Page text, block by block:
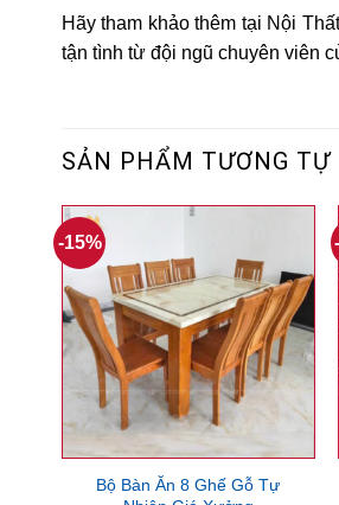
Hãy tham khảo thêm tại Nội
tận tình từ đội ngũ chuyên viên
SẢN PHẨM TƯƠNG TỰ
-15%
Bộ Bàn Ăn 8 Ghế Gỗ Tự